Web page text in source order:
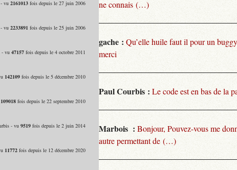
vu 2161013fois depuis le 27 juin 2006
vu 2233891 fois depuis le 25 juin 2006
- vu 47157fois depuis le 4 octobre 2011
142109fois depuis le 5 décembre 2010
109018fois depuis le 22 septembre 2010
- vu 9519fois depuis le 2 juin 2014
11772fois depuis le 12 décembre 2020
ne connais (…)
gache : Qu’elle huile faut il pour un
merci
Paul Courbis : Le code est en bas de la
Marbois : Bonjour, Pouvez-vous me
autre permettant de (…)